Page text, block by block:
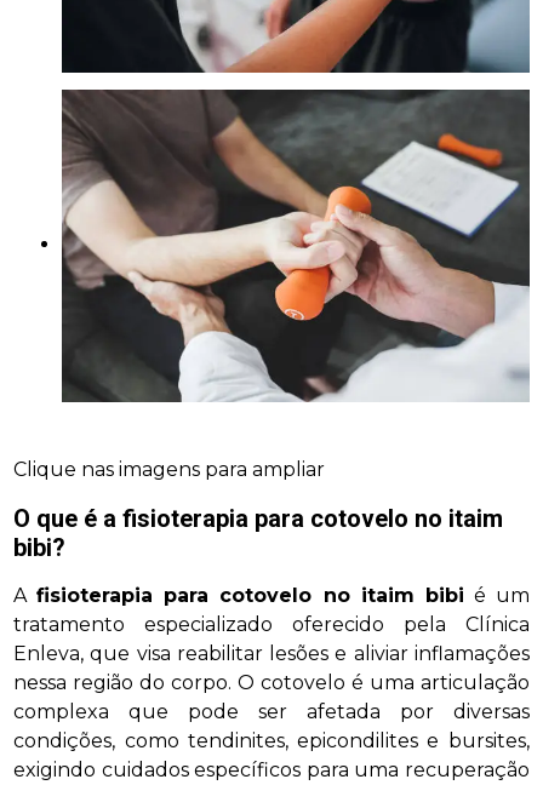
Clique nas imagens para ampliar
O que é afisioterapia para cotovelo no itaim
bibi?
Afisioterapia para cotovelo no itaim bibi é um
tratamento especializado oferecido pela Clínica
Enleva, que visa reabilitar lesões e aliviar inflamações
nessa região do corpo. O cotovelo é uma articulação
complexa que pode ser afetada por diversas
condições, como tendinites, epicondilites e bursites,
exigindo cuidados específicos para uma recuperação